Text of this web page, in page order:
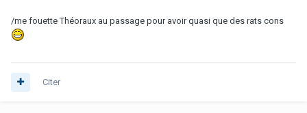
/me fouette Théoraux au passage pour avoir quasi que des rats cons
Citer